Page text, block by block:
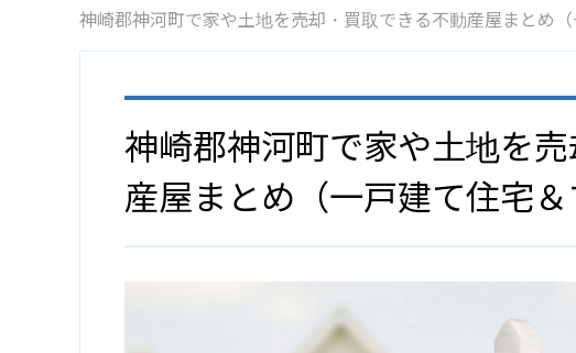
神崎郡神河町で家や土地を売却・買取できる不動産屋まとめ（
神崎郡神河町で家や土地を
産屋まとめ（一戸建て住宅＆